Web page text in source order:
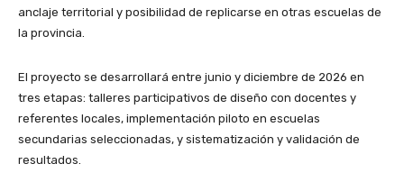
anclaje territorial y posibilidad de replicarse en otras escuelas de
la provincia.
El proyecto se desarrollará entre junio y diciembre de 2026 en
tres etapas: talleres participativos de diseño con docentes y
referentes locales, implementación piloto en escuelas
secundarias seleccionadas, y sistematización y validación de
resultados.